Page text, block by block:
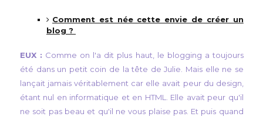
Comment est née cette envie de créer un
blog ?
EUX : Comme on l'a dit plus haut, le blogging a toujours
été dans un petit coin de la tête de Julie. Mais elle ne se
lançait jamais véritablement car elle avait peur du design,
étant nul en informatique et en HTML. Elle avait peur qu'il
ne soit pas beau et qu'il ne vous plaise pas. Et puis quand